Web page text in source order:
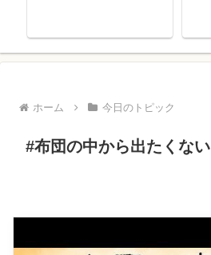
ホーム 今日のトピック
#布団の中から出たくない